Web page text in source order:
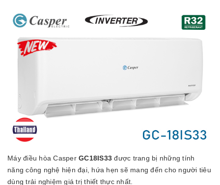
Máy điều hòa Casper GC18IS33 được trang bị những tính
năng công nghệ hiện đại, hứa hẹn sẽ mang đến cho người tiêu
dùng trải nghiệm giá trị thiết thực nhất.